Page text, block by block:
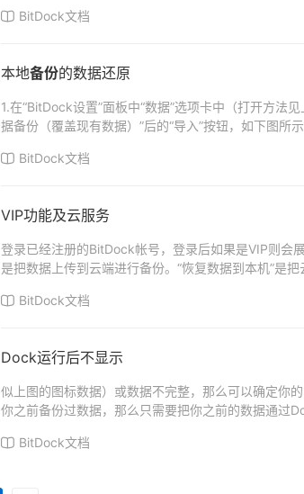
BitDock文档
本地备份的数据还原
1.在“BitDock设置”面板中“数据”选项卡中（打开方法
据备份（覆盖现有数据）”后的“导入”按钮，如下图所
BitDock文档
VIP功能及云服务
登录已经注册的BitDock帐号，登录后如果是VIP则会
是把数据上传到云端进行备份。“恢复数据到本机”是
BitDock文档
Dock运行后不显示
似上图的图标数据）或数据不完整，那么可以确定你
你之前备份过数据，那么只需要把你之前的数据通过
BitDock文档